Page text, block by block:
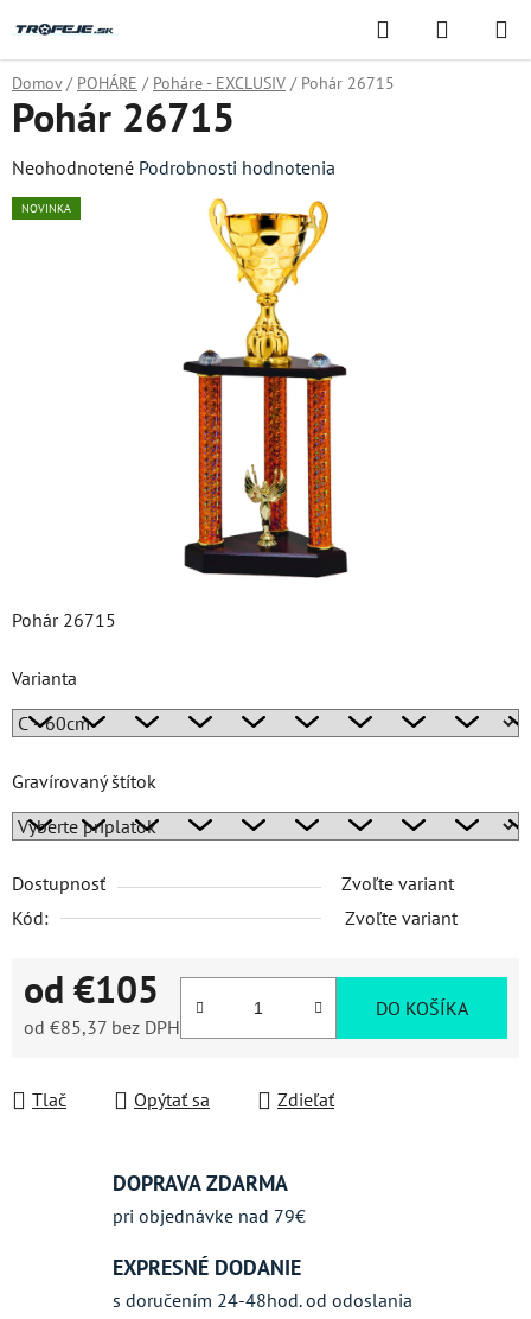
na
obsah
Hľadať
KOŠÍK
Domov / POHÁRE / Poháre - EXCLUSIV / Pohár 26715
Pohár 26715
Varianta
Gravírovaný štítok
Dostupnosť
Zvoľte variant
Kód:
Zvoľte variant
od €105
od €85,37 bez DPH
DO KOŠÍKA
Tlač Opýtať sa Zdieľať
Pohár 26715
Priemerné
hodnotenie
Neohodnotené Podrobnosti hodnotenia
NOVINKA
DOPRAVA ZDARMA
pri objednávke nad 79€
EXPRESNÉ DODANIE
s doručením 24-48hod. od odoslania